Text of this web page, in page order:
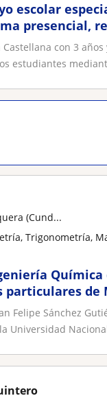
escolar
presencial,
Castellana con 3
estudiantes
(Cund...
Trigonometría,
particulares de
Felipe Sánchez
Universidad